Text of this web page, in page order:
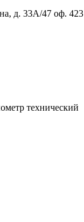
д. 33А/47 оф. 423
технический